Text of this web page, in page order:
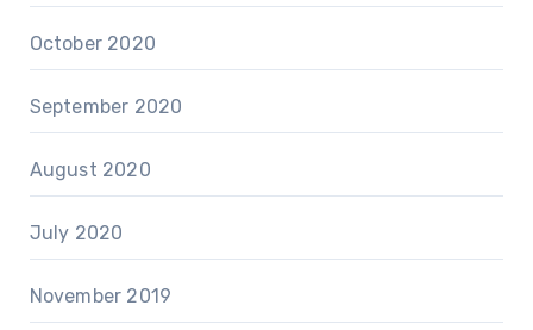
October 2020
September 2020
August 2020
July 2020
November 2019